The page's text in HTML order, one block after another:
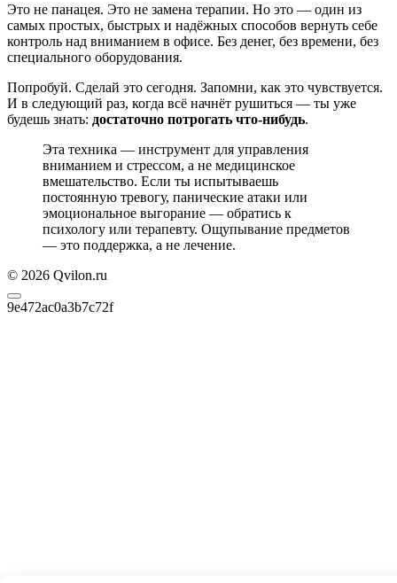
Это не панацея. Это не замена терапии. Но это — один из
самых простых, быстрых и надёжных способов вернуть себе
контроль над вниманием в офисе. Без денег, без времени, без
специального оборудования.
Попробуй. Сделай это сегодня. Запомни, как это чувствуется.
И в следующий раз, когда всё начнёт рушиться — ты уже
будешь знать: достаточно потрогать что-нибудь.
Эта техника — инструмент для управления
вниманием и стрессом, а не медицинское
вмешательство. Если ты испытываешь
постоянную тревогу, панические атаки или
эмоциональное выгорание — обратись к
психологу или терапевту. Ощупывание предметов
— это поддержка, а не лечение.
© 2026 Qvilon.ru
9e472ac0a3b7c72f